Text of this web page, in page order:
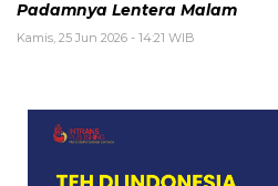
Padamnya Lentera Malam
Kamis, 25 Jun 2026 - 14:21 WIB